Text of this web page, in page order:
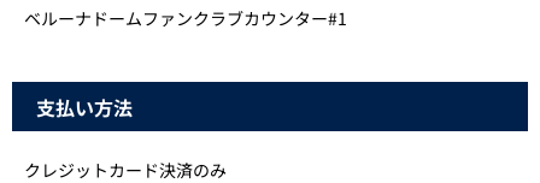
ベルーナドームファンクラブカウンター#1
支払い方法
クレジットカード決済のみ